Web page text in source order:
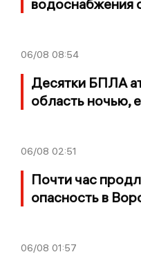
водоснабжения
06/08 08:54
Десятки БПЛА
область ночью,
06/08 02:51
Почти час
опасность в
06/08 01:57